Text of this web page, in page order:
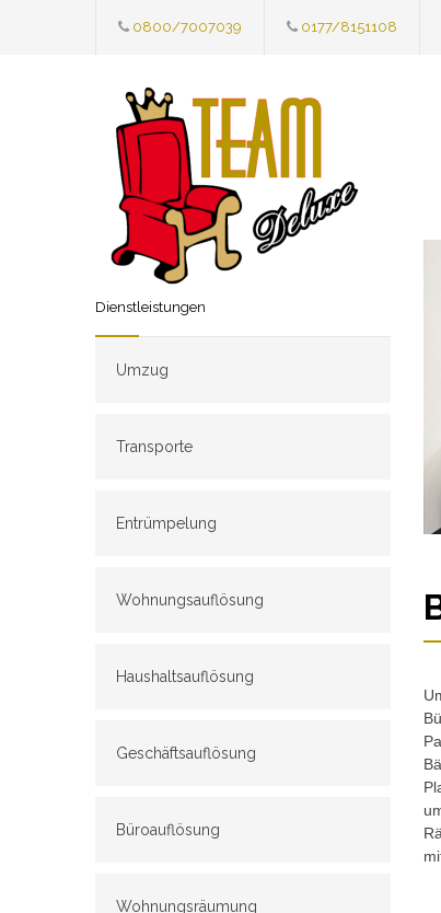
0800/7007039 0177/8151108
Dienstleistungen
Umzug
Transporte
Entrümpelung
Wohnungsauflösung
Haushaltsauflösung
Geschäftsauflösung
Büroauflösung
Wohnungsräumung